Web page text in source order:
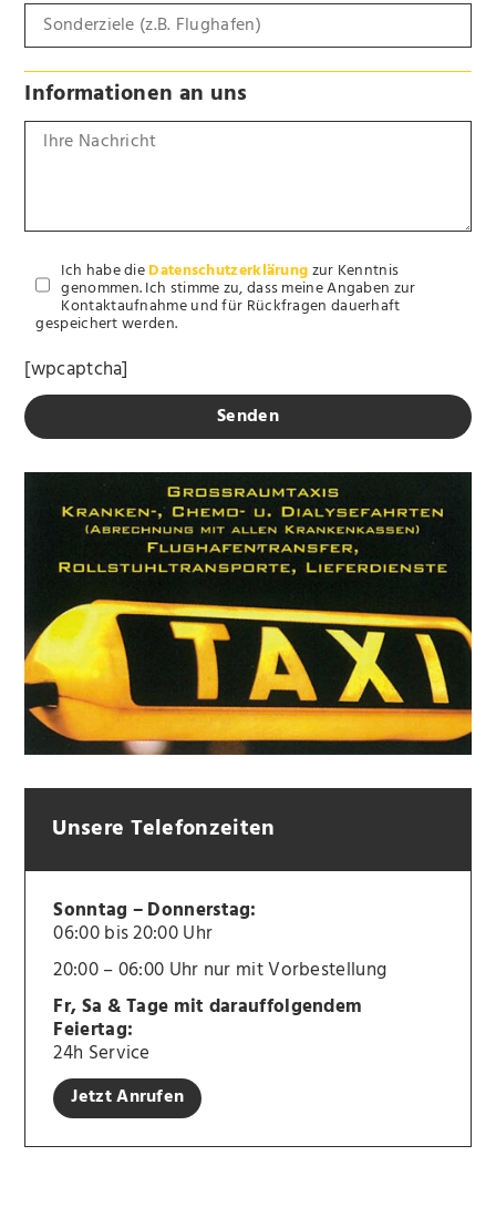
Informationen an uns
Ich habe dieDatenschutzerklärungzur Kenntnis
genommen. Ich stimme zu, dass meine Angaben zur
Kontaktaufnahme und für Rückfragen dauerhaft
gespeichert werden.
[wpcaptcha]
Unsere Telefonzeiten
Sonntag – Donnerstag:
06:00 bis 20:00 Uhr
20:00 – 06:00 Uhr nur mit Vorbestellung
Fr, Sa & Tage mit darauffolgendem
Feiertag:
24h Service
Jetzt Anrufen